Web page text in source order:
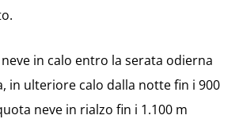
in calo entro la serata odierna
in ulteriore calo dalla notte fin i 900
neve in rialzo fin i 1.100 m